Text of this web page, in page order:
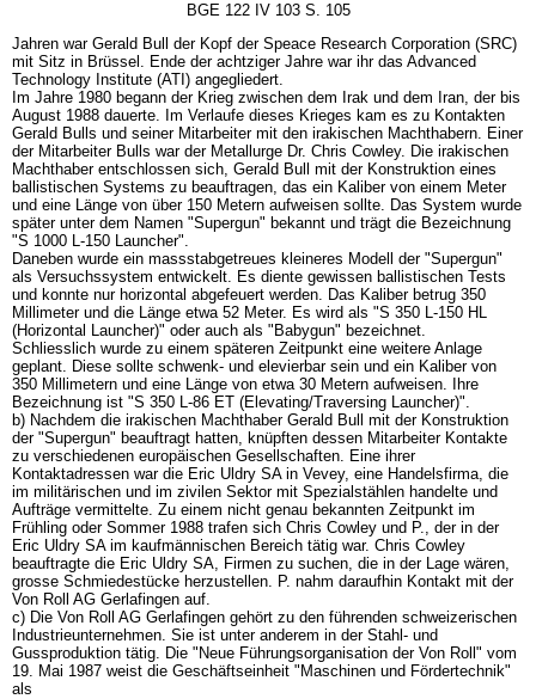
BGE 122 IV 103 S. 105
Jahren war Gerald Bull der Kopf der Speace Research Corporation (SRC)
mit Sitz in Brüssel. Ende der achtziger Jahre war ihr das Advanced
Technology Institute (ATI) angegliedert.
Im Jahre 1980 begann der Krieg zwischen dem Irak und dem Iran, der bis
August 1988 dauerte. Im Verlaufe dieses Krieges kam es zu Kontakten
Gerald Bulls und seiner Mitarbeiter mit den irakischen Machthabern. Einer
der Mitarbeiter Bulls war der Metallurge Dr. Chris Cowley. Die irakischen
Machthaber entschlossen sich, Gerald Bull mit der Konstruktion eines
ballistischen Systems zu beauftragen, das ein Kaliber von einem Meter
und eine Länge von über 150 Metern aufweisen sollte. Das System wurde
später unter dem Namen "Supergun" bekannt und trägt die Bezeichnung
"S 1000 L-150 Launcher".
Daneben wurde ein massstabgetreues kleineres Modell der "Supergun"
als Versuchssystem entwickelt. Es diente gewissen ballistischen Tests
und konnte nur horizontal abgefeuert werden. Das Kaliber betrug 350
Millimeter und die Länge etwa 52 Meter. Es wird als "S 350 L-150 HL
(Horizontal Launcher)" oder auch als "Babygun" bezeichnet.
Schliesslich wurde zu einem späteren Zeitpunkt eine weitere Anlage
geplant. Diese sollte schwenk- und elevierbar sein und ein Kaliber von
350 Millimetern und eine Länge von etwa 30 Metern aufweisen. Ihre
Bezeichnung ist "S 350 L-86 ET (Elevating/Traversing Launcher)".
b) Nachdem die irakischen Machthaber Gerald Bull mit der Konstruktion
der "Supergun" beauftragt hatten, knüpften dessen Mitarbeiter Kontakte
zu verschiedenen europäischen Gesellschaften. Eine ihrer
Kontaktadressen war die Eric Uldry SA in Vevey, eine Handelsfirma, die
im militärischen und im zivilen Sektor mit Spezialstählen handelte und
Aufträge vermittelte. Zu einem nicht genau bekannten Zeitpunkt im
Frühling oder Sommer 1988 trafen sich Chris Cowley und P., der in der
Eric Uldry SA im kaufmännischen Bereich tätig war. Chris Cowley
beauftragte die Eric Uldry SA, Firmen zu suchen, die in der Lage wären,
grosse Schmiedestücke herzustellen. P. nahm daraufhin Kontakt mit der
Von Roll AG Gerlafingen auf.
c) Die Von Roll AG Gerlafingen gehört zu den führenden schweizerischen
Industrieunternehmen. Sie ist unter anderem in der Stahl- und
Gussproduktion tätig. Die "Neue Führungsorganisation der Von Roll" vom
19. Mai 1987 weist die Geschäftseinheit "Maschinen und Fördertechnik"
als